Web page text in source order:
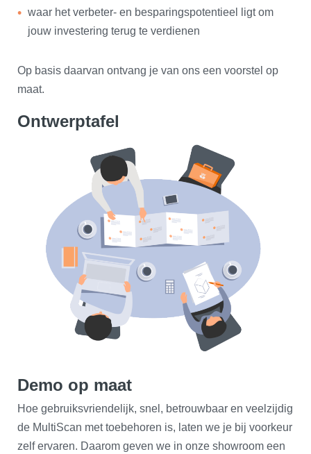
waar het verbeter- en besparingspotentieel ligt om
jouw investering terug te verdienen
Op basis daarvan ontvang je van ons een voorstel op
maat.
Ontwerptafel
Demo op maat
Hoe gebruiksvriendelijk, snel, betrouwbaar en veelzijdig
de MultiScan met toebehoren is, laten we je bij voorkeur
zelf ervaren. Daarom geven we in onze showroom een